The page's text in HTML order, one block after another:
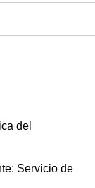
del
Servicio de